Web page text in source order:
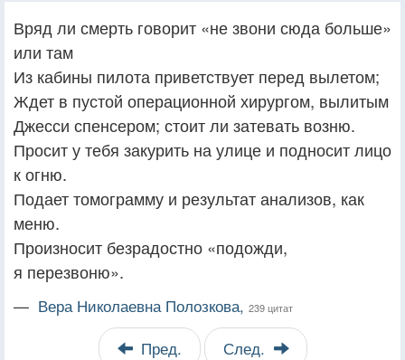
Вряд ли смерть говорит «не звони сюда больше»
или там
Из кабины пилота приветствует перед вылетом;
Ждет в пустой операционной хирургом, вылитым
Джесси спенсером; стоит ли затевать возню.
Просит у тебя закурить на улице и подносит лицо
к огню.
Подает томограмму и результат анализов, как
меню.
Произносит безрадостно «подожди,
я перезвоню».
— Вера Николаевна Полозкова, 239 цитат
Пред. След.